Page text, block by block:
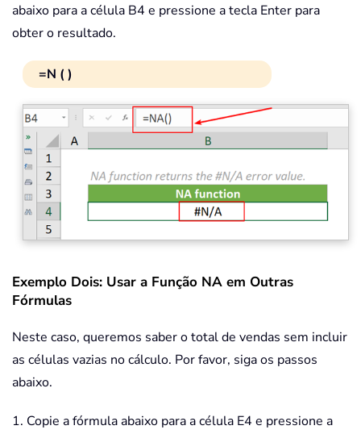
abaixo para a célula B4 e pressione a tecla Enter para
obter o resultado.
=N ( )
Exemplo Dois: Usar a Função NA em Outras
Fórmulas
Neste caso, queremos saber o total de vendas sem incluir
as células vazias no cálculo. Por favor, siga os passos
abaixo.
1. Copie a fórmula abaixo para a célula E4 e pressione a